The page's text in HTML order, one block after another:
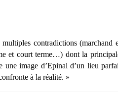
contradictions (marchand
et court terme…) dont la
image d’Epinal d’un lieu
à la réalité. »